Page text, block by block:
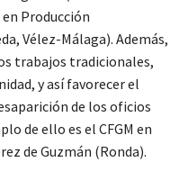
en Producción
Vélez-Málaga). Además,
trabajos tradicionales,
y así favorecer el
de los oficios
de ello es el CFGM en
de Guzmán (Ronda).